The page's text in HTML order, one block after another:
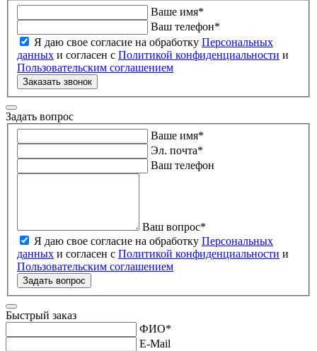
Ваше имя*
Ваш телефон*
Я даю свое согласие на обработку Персональных
данных и согласен с Политикой конфиденциальности и
Пользовательским соглашением
Заказать звонок
Задать вопрос
Ваше имя*
Эл. почта*
Ваш телефон
Ваш вопрос*
Я даю свое согласие на обработку Персональных
данных и согласен с Политикой конфиденциальности и
Пользовательским соглашением
Задать вопрос
Быстрый заказ
ФИО*
E-Mail